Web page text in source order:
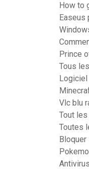
How to
Easeus
Prince
Tous
Vlc blu
Tout
Toutes